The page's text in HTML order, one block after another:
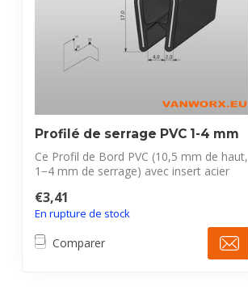
Profilé de serrage PVC 1-4 mm
Ce Profil de Bord PVC (10,5 mm de haut,
1−4 mm de serrage) avec insert acier
€3,41
En rupture de stock
Comparer